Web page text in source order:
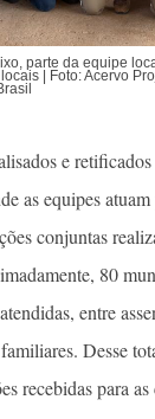
parte da equipe
| Foto: Acervo
e
as equipes
conjuntas
80
entre
Desse
recebidas para